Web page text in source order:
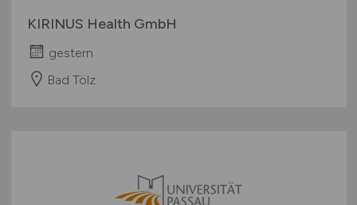
KIRINUS Health GmbH
gestern
Bad Tölz